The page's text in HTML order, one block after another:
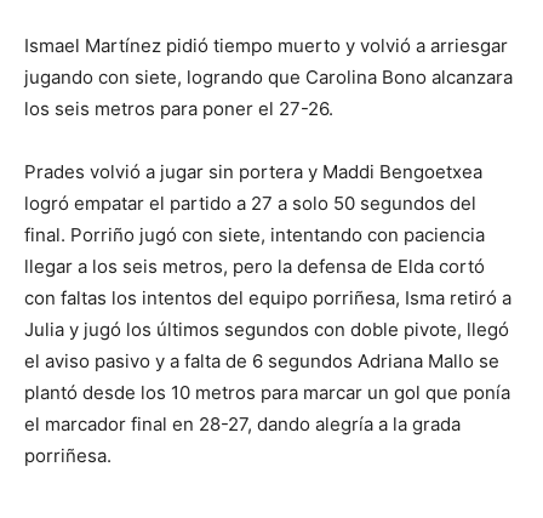
Ismael Martínez pidió tiempo muerto y volvió a arriesgar
jugando con siete, logrando que Carolina Bono alcanzara
los seis metros para poner el 27-26.
Prades volvió a jugar sin portera y Maddi Bengoetxea
logró empatar el partido a 27 a solo 50 segundos del
final. Porriño jugó con siete, intentando con paciencia
llegar a los seis metros, pero la defensa de Elda cortó
con faltas los intentos del equipo porriñesa, Isma retiró a
Julia y jugó los últimos segundos con doble pivote, llegó
el aviso pasivo y a falta de 6 segundos Adriana Mallo se
plantó desde los 10 metros para marcar un gol que ponía
el marcador final en 28-27, dando alegría a la grada
porriñesa.